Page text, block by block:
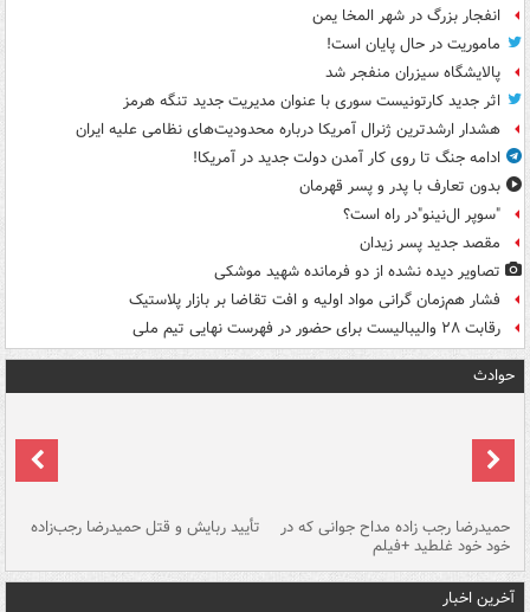
انفجار بزرگ در شهر المخا یمن
ماموریت در حال پایان است!
پالایشگاه سیزران منفجر شد
اثر جدید کارتونیست سوری با عنوان مدیریت جدید تنگه هرمز
هشدار ارشدترین ژنرال آمریکا درباره محدودیت‌های نظامی علیه ایران
ادامه جنگ تا روی کار آمدن دولت جدید در آمریکا!
بدون تعارف با پدر و پسر قهرمان
"سوپر ال‌نینو"در راه است؟
مقصد جدید پسر زیدان
تصاویر دیده‌ نشده از دو فرمانده شهید موشکی
فشار هم‌زمان گرانی مواد اولیه و افت تقاضا بر بازار پلاستیک
رقابت ۲۸ والیبالیست برای حضور در فهرست نهایی تیم ملی
حوادث
حمیدرضا رجب زاده مداح جوانی که در
خود خود غلطید +فیلم
تأیید ربایش و قتل حمیدرضا رجب‌زاده
آخرین اخبار